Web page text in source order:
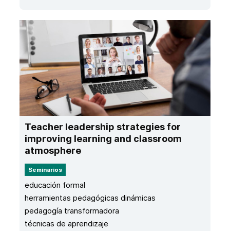
Teacher leadership strategies for
improving learning and classroom
atmosphere
Seminarios
educación formal
herramientas pedagógicas dinámicas
pedagogía transformadora
técnicas de aprendizaje